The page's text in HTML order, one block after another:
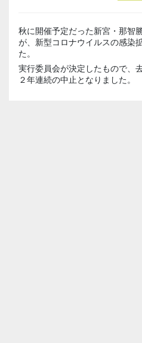
秋に開催予定だった新宮・那智
が、新型コロナウイルスの感染
た。
実行委員会が決定したもので、
２年連続の中止となりました。